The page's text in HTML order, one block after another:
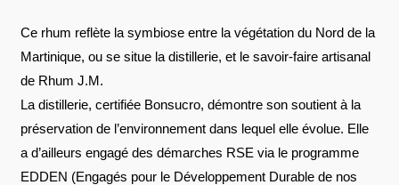
Ce rhum reflète la symbiose entre la végétation du Nord de la
Martinique, ou se situe la distillerie, et le savoir-faire artisanal
de Rhum J.M.
La distillerie, certifiée Bonsucro, démontre son soutient à la
préservation de l’environnement dans lequel elle évolue. Elle
a d’ailleurs engagé des démarches RSE via le programme
EDDEN (Engagés pour le Développement Durable de nos